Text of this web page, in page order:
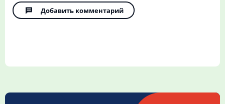
Добавить комментарий